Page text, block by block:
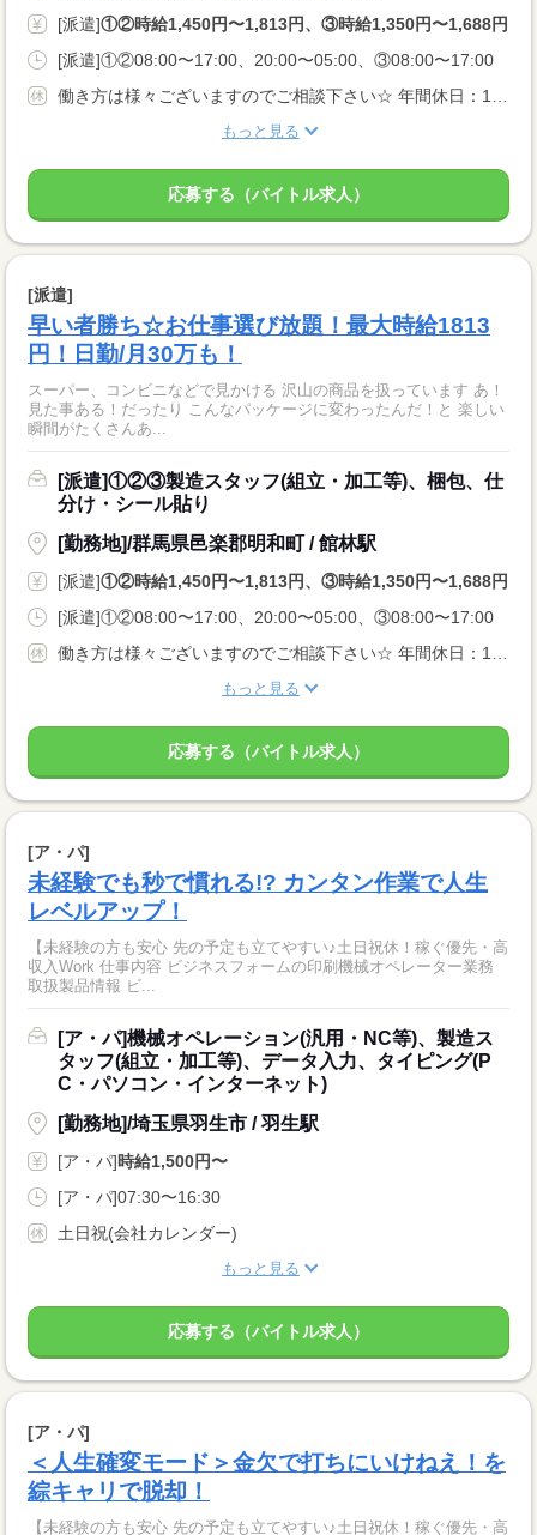
[派遣]①②時給1,450円〜1,813円、③時給1,350円〜1,688円
[派遣]①②08:00〜17:00、20:00〜05:00、③08:00〜17:00
もっと見る
応募する（バイトル求人）
[派遣]
早い者勝ち☆お仕事選び放題！最大時給1813
円！日勤/月30万も！
スーパー、コンビニなどで見かける 沢山の商品を扱っています あ！
見た事ある！だったり こんなパッケージに変わったんだ！と 楽しい
瞬間がたくさんあ...
[派遣]①②③製造スタッフ(組立・加工等)、梱包、仕
分け・シール貼り
[勤務地]/群馬県邑楽郡明和町 / 館林駅
[派遣]①②時給1,450円〜1,813円、③時給1,350円〜1,688円
[派遣]①②08:00〜17:00、20:00〜05:00、③08:00〜17:00
もっと見る
応募する（バイトル求人）
[ア・パ]
未経験でも秒で慣れる!? カンタン作業で人生
レベルアップ！
【未経験の方も安心 先の予定も立てやすい♪土日祝休！稼ぐ優先・高
収入Work 仕事内容 ビジネスフォームの印刷機械オペレーター業務
取扱製品情報 ビ...
[ア・パ]機械オペレーション(汎用・NC等)、製造ス
タッフ(組立・加工等)、データ入力、タイピング(P
C・パソコン・インターネット)
[勤務地]/埼玉県羽生市 / 羽生駅
[ア・パ]時給1,500円〜
[ア・パ]07:30〜16:30
土日祝(会社カレンダー)
もっと見る
応募する（バイトル求人）
[ア・パ]
＜人生確変モード＞金欠で打ちにいけねえ！を
綜キャリで脱却！
【未経験の方も安心 先の予定も立てやすい♪土日祝休！稼ぐ優先・高